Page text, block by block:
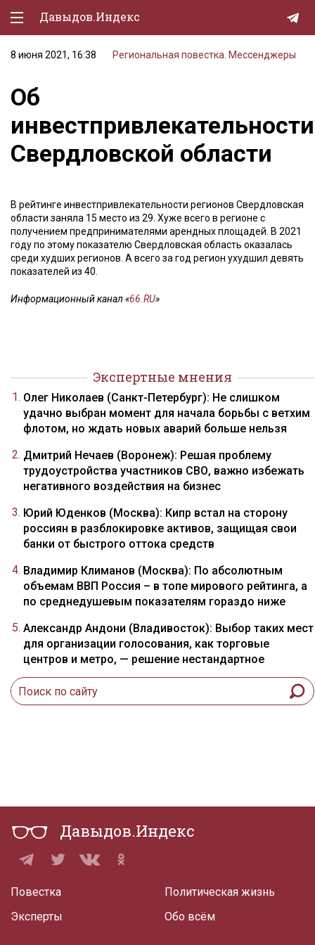
Давыдов.Индекс
Политическая жизнь
Экономика
Природа
Образование
Культура
Lifestyle
Мурзилка
8 июня 2021, 16:38 Региональная повестка. Мессенджеры
Об
инвестпривлекательности
Свердловской области
В рейтинге инвестпривлекательности регионов Свердловская
области заняла 15 место из 29. Хуже всего в регионе с
получением предпринимателями арендных площадей. В 2021
году по этому показателю Свердловская область оказалась
среди худших регионов. А всего за год регион ухудшил девять
показателей из 40.
Информационный канал «66.RU»
Экспертные мнения
Олег Николаев (Санкт-Петербург): Не слишком
удачно выбран момент для начала борьбы с ветхим
флотом, но ждать новых аварий больше нельзя
Дмитрий Нечаев (Воронеж): Решая проблему
трудоустройства участников СВО, важно избежать
негативного воздействия на бизнес
Юрий Юденков (Москва): Кипр встал на сторону
россиян в разблокировке активов, защищая свои
банки от быстрого оттока средств
Владимир Климанов (Москва): По абсолютным
объемам ВВП Россия – в топе мирового рейтинга, а
по среднедушевым показателям гораздо ниже
Александр Андони (Владивосток): Выбор таких мест
для организации голосования, как торговые
центров и метро, — решение нестандартное
Давыдов.Индекс
Повестка
Эксперты
Политическая жизнь
Обо всём